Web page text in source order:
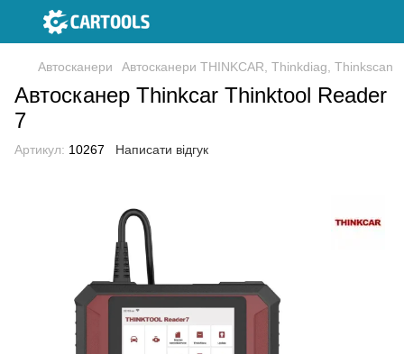
Автосканери Автосканери THINKCAR, Thinkdiag, Thinkscan
Автосканер Thinkcar Thinktool Reader
7
Артикул: 10267 Написати відгук